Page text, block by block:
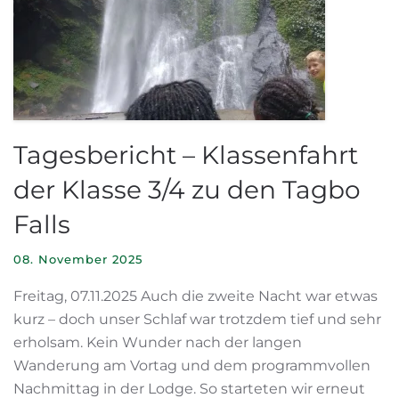
Tagesbericht – Klassenfahrt
der Klasse 3/4 zu den Tagbo
Falls
08. November 2025
Freitag, 07.11.2025 Auch die zweite Nacht war etwas
kurz – doch unser Schlaf war trotzdem tief und sehr
erholsam. Kein Wunder nach der langen
Wanderung am Vortag und dem programmvollen
Nachmittag in der Lodge. So starteten wir erneut